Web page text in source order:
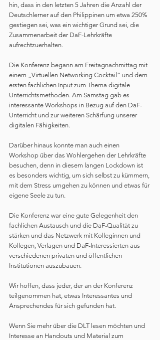
hin, dass in den letzten 5 Jahren die Anzahl der
Deutschlerner auf den Philippinen um etwa 250%
gestiegen sei, was ein wichtiger Grund sei, die
Zusammenarbeit der DaF-Lehrkräfte
aufrechtzuerhalten.
Die Konferenz begann am Freitagnachmittag mit
einem „Virtuellen Networking Cocktail“ und dem
ersten fachlichen Input zum Thema digitale
Unterrichtsmethoden. Am Samstag gab es
interessante Workshops in Bezug auf den DaF-
Unterricht und zur weiteren Schärfung unserer
digitalen Fähigkeiten.
Darüber hinaus konnte man auch einen
Workshop über das Wohlergehen der Lehrkräfte
besuchen, denn in diesem langen Lockdown ist
es besonders wichtig, um sich selbst zu kümmern,
mit dem Stress umgehen zu können und etwas für
eigene Seele zu tun.
Die Konferenz war eine gute Gelegenheit den
fachlichen Austausch und die DaF-Qualität zu
stärken und das Netzwerk mit Kolleginnen und
Kollegen, Verlagen und DaF-Interessierten aus
verschiedenen privaten und öffentlichen
Institutionen auszubauen.
Wir hoffen, dass jeder, der an der Konferenz
teilgenommen hat, etwas Interessantes und
Ansprechendes für sich gefunden hat.
Wenn Sie mehr über die DLT lesen möchten und
Interesse an Handouts und Material zum